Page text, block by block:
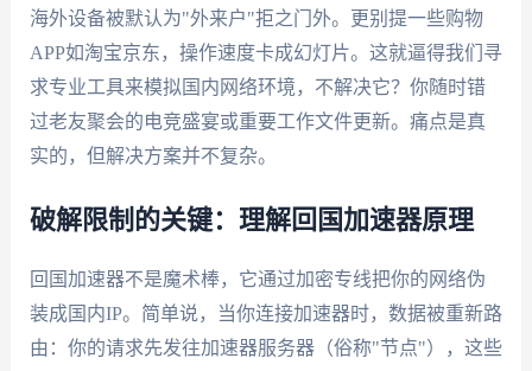
海外设备被默认为"外来户"拒之门外。更别提一些购物
APP如淘宝京东，操作速度卡成幻灯片。这就逼得我们寻
求专业工具来模拟国内网络环境，不解决它？你随时错
过老友聚会的电竞盛宴或重要工作文件更新。痛点是真
实的，但解决方案并不复杂。
破解限制的关键：理解回国加速器原理
回国加速器不是魔术棒，它通过加密专线把你的网络伪
装成国内IP。简单说，当你连接加速器时，数据被重新路
由：你的请求先发往加速器服务器（俗称"节点"），这些